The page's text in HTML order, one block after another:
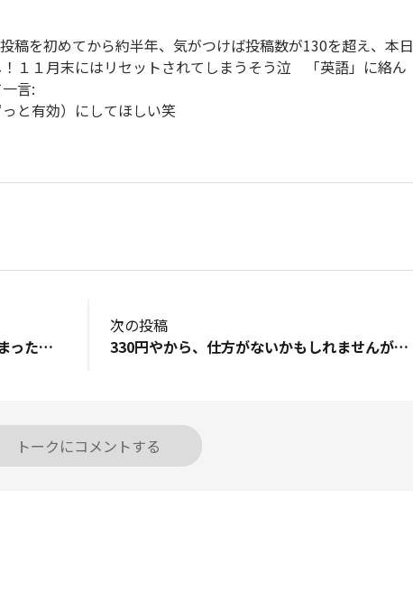
を初めてから約半年、気がつけば投稿数が130を超え、本日
！１１月末にはリセットされてしまうそう泣 「英語」に絡ん
言:
と有効）にしてほしい笑
蟲神器ブースター1段、3段の入荷がまったくされない 愛知尾張地方 入荷タイミングはいつなのか？知りたいです
次の投稿
330円やから、仕方がないかもしれませんが、この洗濯機、水を入れたらすごく漏れます。 一度、回しただけで、壊れました。
トークにコメントする